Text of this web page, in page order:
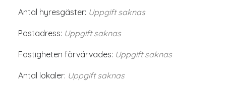
Antal hyresgäster: Uppgift saknas
Postadress: Uppgift saknas
Fastigheten förvärvades: Uppgift saknas
Antal lokaler: Uppgift saknas